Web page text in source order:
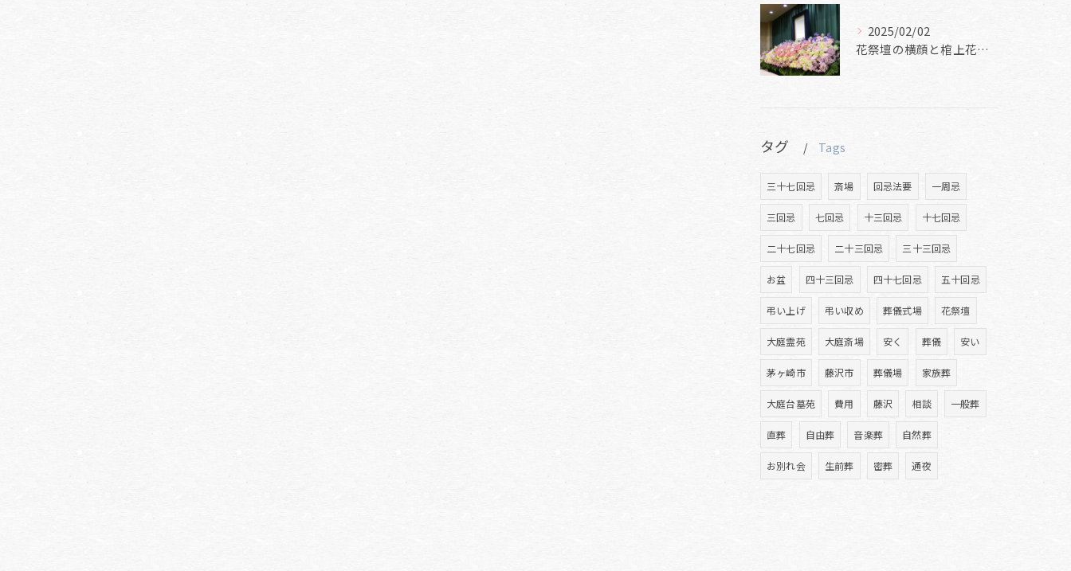
2025/02/02
花祭壇の横顔と棺上花と焼香花
タグ Tags
三十七回忌 斎場 回忌法要 一周忌
三回忌 七回忌 十三回忌 十七回忌
二十七回忌 二十三回忌 三十三回忌
お盆 四十三回忌 四十七回忌 五十回忌
弔い上げ 弔い収め 葬儀式場 花祭壇
大庭霊苑 大庭斎場 安く 葬儀 安い
茅ヶ崎市 藤沢市 葬儀場 家族葬
大庭台墓苑 費用 藤沢 相談 一般葬
直葬 自由葬 音楽葬 自然葬
お別れ会 生前葬 密葬 通夜